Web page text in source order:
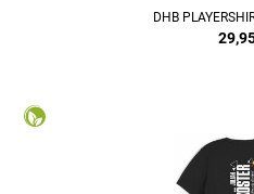
DHB